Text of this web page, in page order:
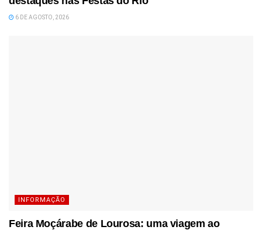
6 DE AGOSTO, 2026
INFORMAÇÃO
Feira Moçárabe de Lourosa: uma viagem ao